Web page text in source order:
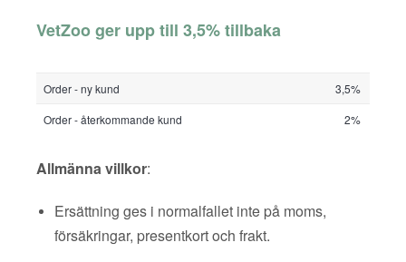
VetZoo ger upp till 3,5% tillbaka
Order - ny kund
3,5%
Order - återkommande kund
2%
Allmänna villkor:
Ersättning ges i normalfallet inte på moms,
försäkringar, presentkort och frakt.